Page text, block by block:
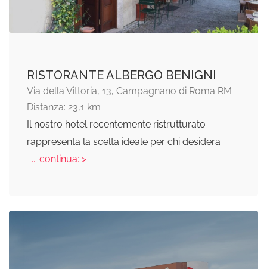
RISTORANTE ALBERGO BENIGNI
Via della Vittoria, 13, Campagnano di Roma RM
Distanza: 23,1 km
Il nostro hotel recentemente ristrutturato
rappresenta la scelta ideale per chi desidera
... continua: >